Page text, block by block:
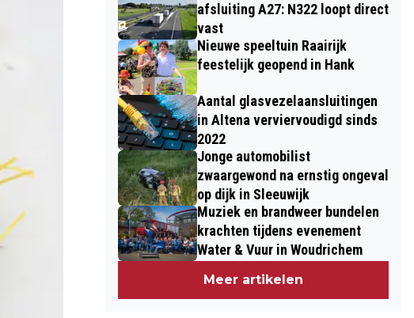
afsluiting A27: N322 loopt direct
vast
Nieuwe speeltuin Raairijk
feestelijk geopend in Hank
Aantal glasvezelaansluitingen
in Altena verviervoudigd sinds
2022
Jonge automobilist
zwaargewond na ernstig ongeval
op dijk in Sleeuwijk
Muziek en brandweer bundelen
krachten tijdens evenement
Water & Vuur in Woudrichem
Meer artikelen